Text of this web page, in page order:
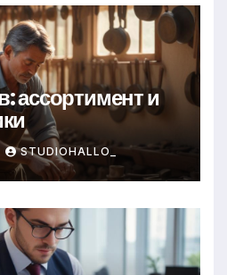
ассортимент и
STUDIOHALLO_